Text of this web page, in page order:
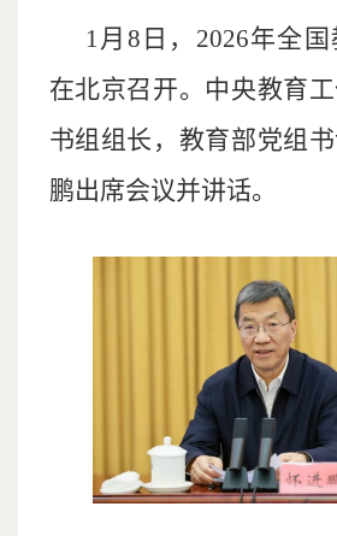
1月8日，2026年全
在北京召开。中央教育
书组组长，教育部党组
鹏出席会议并讲话。